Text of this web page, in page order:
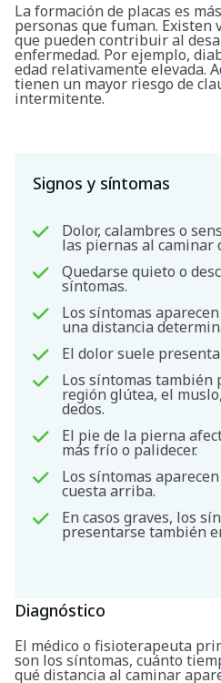
Buscar
La formación de placas es
personas que fuman. Existen
que pueden contribuir al
enfermedad. Por ejemplo,
edad relativamente elevada.
tienen un mayor riesgo de
intermitente.
Signos y síntomas
Dolor, calambres o
las piernas al caminar
Quedarse quieto o
síntomas.
Los síntomas
una distancia
El dolor suele
Los síntomas también
región glútea, el
dedos.
El pie de la pierna
más frío o palidecer.
Los síntomas
cuesta arriba.
En casos graves, los
presentarse también
Diagnóstico
El médico o fisioterapeuta
son los síntomas, cuánto
qué distancia al caminar